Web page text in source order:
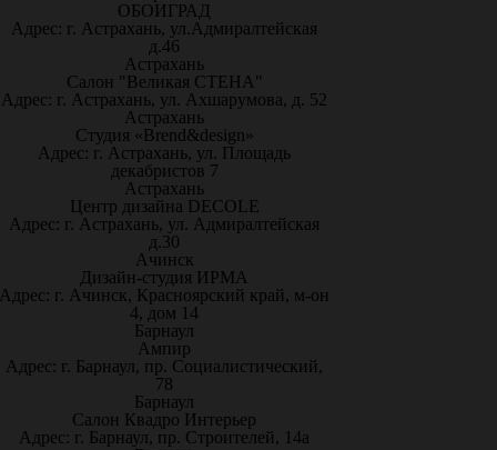
ОБОИГРАД
Адрес: г. Астрахань, ул.Адмиралтейская
д.46
Астрахань
Салон "Великая СТЕНА"
Адрес: г. Астрахань, ул. Ахшарумова, д. 52
Астрахань
Студия «Brend&design»
Адрес: г. Астрахань, ул. Площадь
декабристов 7
Астрахань
Центр дизайна DECOLE
Адрес: г. Астрахань, ул. Адмиралтейская
д.30
Ачинск
Дизайн-студия ИРМА
Адрес: г. Ачинск, Красноярский край, м-он
4, дом 14
Барнаул
Ампир
Адрес: г. Барнаул, пр. Социалистический,
78
Барнаул
Салон Квадро Интерьер
Адрес: г. Барнаул, пр. Строителей, 14а